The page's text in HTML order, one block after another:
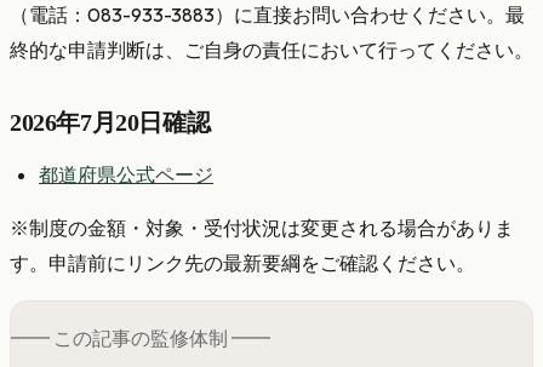
（電話：083-933-3883）に直接お問い合わせください。最
終的な申請判断は、ご自身の責任において行ってください。
2026年7月20日確認
都道府県公式ページ
※制度の金額・対象・受付状況は変更される場合がありま
す。申請前にリンク先の最新要綱をご確認ください。
━━ この記事の監修体制 ━━